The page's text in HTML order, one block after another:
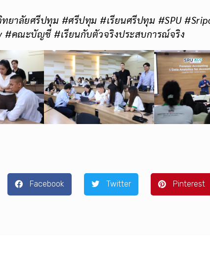
ยาลัยศรีปทุม #ศรีปทุม #เรียนศรีปทุม #SPU
#คณะบัญชี #เรียนกับตัวจริงประสบการณ์จริง
Facebook Twitter Pinterest